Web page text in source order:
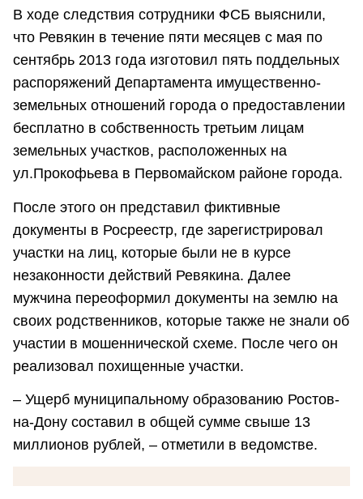
В ходе следствия сотрудники ФСБ выяснили,
что Ревякин в течение пяти месяцев с мая по
сентябрь 2013 года изготовил пять поддельных
распоряжений Департамента имущественно-
земельных отношений города о предоставлении
бесплатно в собственность третьим лицам
земельных участков, расположенных на
ул.Прокофьева в Первомайском районе города.
После этого он представил фиктивные
документы в Росреестр, где зарегистрировал
участки на лиц, которые были не в курсе
незаконности действий Ревякина. Далее
мужчина переоформил документы на землю на
своих родственников, которые также не знали об
участии в мошеннической схеме. После чего он
реализовал похищенные участки.
– Ущерб муниципальному образованию Ростов-
на-Дону составил в общей сумме свыше 13
миллионов рублей, – отметили в ведомстве.